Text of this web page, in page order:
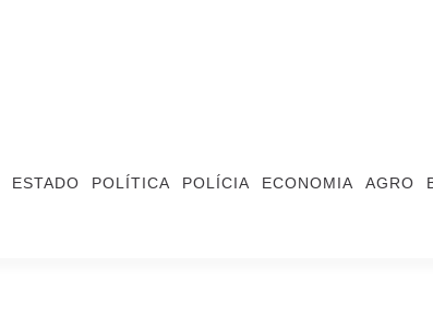
ESTADO POLÍTICA POLÍCIA ECONOMIA AGRO